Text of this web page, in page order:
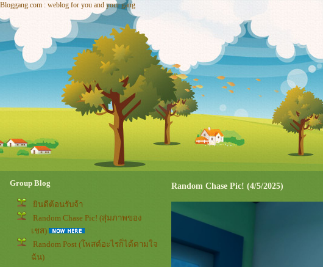
Bloggang.com : weblog for you and your gang
Group Blog
ินดีต้อนรับจ้า
Random Chase Pic! (สุ่มภาพของ
เชส)
Random Post (โพสต์อะไรก็ได้ตามใจ
ฉัน)
Random Chase Pic! (4/5/2025)